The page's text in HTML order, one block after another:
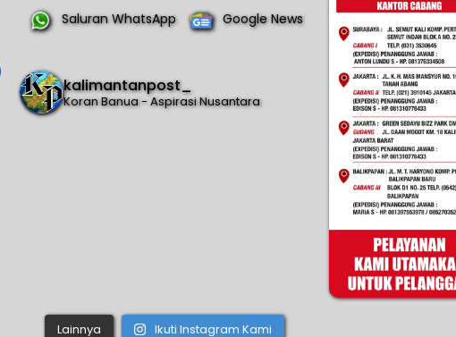
Saluran WhatsApp Google News
kalimantanpost_
Koran Banua - Aspirasi Nusantara
Lainnya Ikuti Instagram Kami